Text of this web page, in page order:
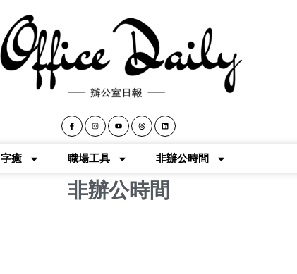
字癒 職場工具 非辦公時間
非辦公時間